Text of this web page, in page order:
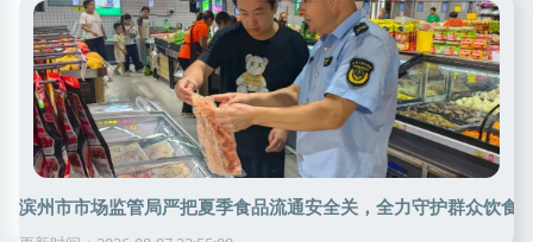
滨州市市场监管局严把夏季食品流通安全关，全力守护群众饮食